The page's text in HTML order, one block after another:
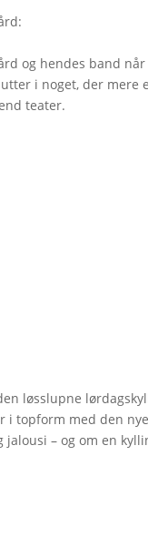
:
og hendes band når
i noget, der mere
teater.
løsslupne
i topform med den
jalousi – og om en